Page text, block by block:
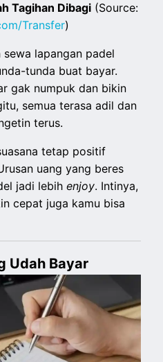
Tagihan Dibagi (Source:
Transfer)
lapangan padel
tunda buat bayar.
gak numpuk dan bikin
semua terasa adil dan
terus.
tetap positif
uang yang beres
jadi lebihenjoy. Intinya,
cepat juga kamu bisa
Udah Bayar